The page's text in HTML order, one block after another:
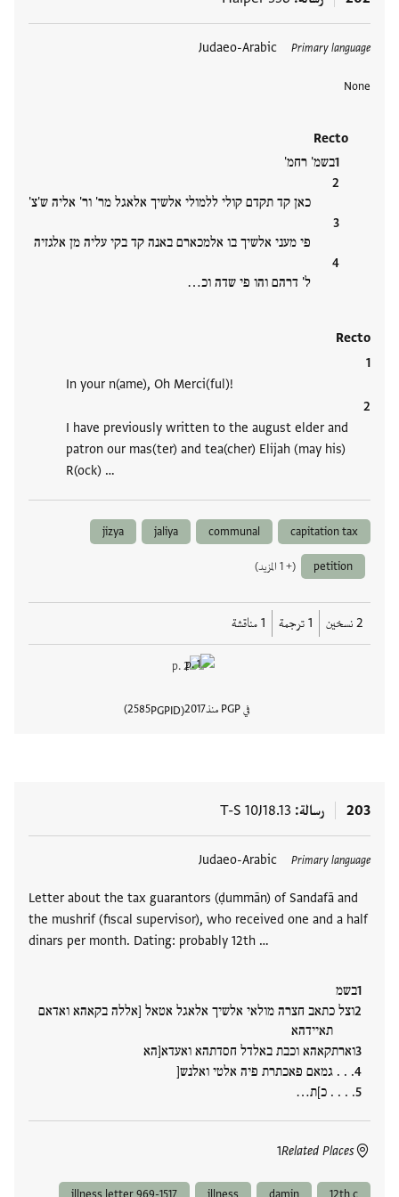
Primary language
Judaeo-Arabic
None
Recto
בשמ' רחמ'
כאן קד תקדם קולי ללמולי אלשיך אלאגל מר' ור' אליה ש'צ'
פי מעני אלשיך בו אלמכארם באנה קד בקי עליה מן אלגזיה
ל' דרהם והו פי שדה וכ…
Recto
In your n(ame), Oh Merci(ful)!
I have previously written to the august elder and
patron our mas(ter) and tea(cher) Elijah (may his)
R(ock) …
العلامات
capitation tax
communal
jaliya
jizya
petition (+ 1 المزيد)
2 نسخين 1 ترجمة 1 مناقشة
في PGP منذ 2017
PGPID
2585
203 رسالة T-S 10J18.13
Primary language
Judaeo-Arabic
Letter about the tax guarantors (ḍummān) of Sandafā and
the mushrif (fiscal supervisor), who received one and a half
dinars per month. Dating: probably 12th …
בשמ
וצל כתאב חצרה מולאי אלשיך אלאגל אטאל [אללה בקאהא ואדאם
תאיידהא
וארתקאהא וכבת באלדל חסדתהא ואעדא[הא
. . . גמאם פאכתרת פיה אלטי ואלנש[
. . . . כ]ת…
Related Places
1
العلامات